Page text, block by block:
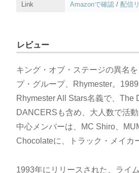
Link Amazonで確認/ 配信
レビュー
キング・オブ・ステージの異名
プ・グループ、Rhymester。1989
Rhymester All Stars名義で、The
DANCERSも含め、大人数で活
中心メンバーは、MC Shiro、
Chocolateに、トラック・メイカ
1993年にリリースされた、ライ